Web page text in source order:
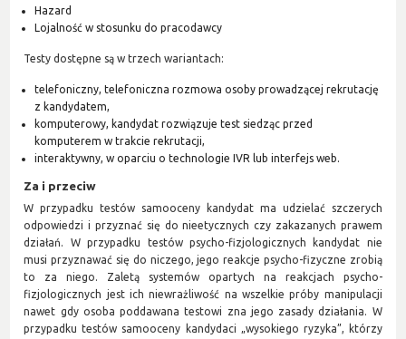
Hazard
Lojalność w stosunku do pracodawcy
Testy dostępne są w trzech wariantach:
telefoniczny, telefoniczna rozmowa osoby prowadzącej rekrutację
z kandydatem,
komputerowy, kandydat rozwiązuje test siedząc przed
komputerem w trakcie rekrutacji,
interaktywny, w oparciu o technologie IVR lub interfejs web.
Za i przeciw
W przypadku testów samooceny kandydat ma udzielać szczerych
odpowiedzi i przyznać się do nieetycznych czy zakazanych prawem
działań. W przypadku testów psycho-fizjologicznych kandydat nie
musi przyznawać się do niczego, jego reakcje psycho-fizyczne zrobią
to za niego. Zaletą systemów opartych na reakcjach psycho-
fizjologicznych jest ich niewrażliwość na wszelkie próby manipulacji
nawet gdy osoba poddawana testowi zna jego zasady działania. W
przypadku testów samooceny kandydaci „wysokiego ryzyka”, którzy